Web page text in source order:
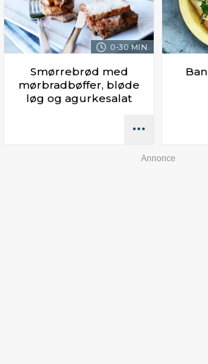
0-30 MIN.
Smørrebrød med
mørbradbøffer, bløde
løg og agurkesalat